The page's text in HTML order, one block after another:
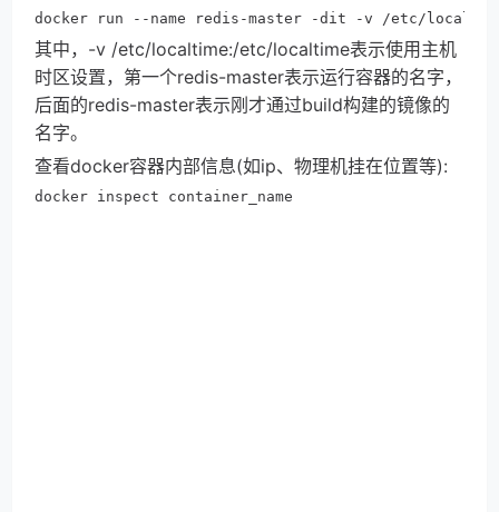
docker run --name redis-master -dit -v /etc/
其中，-v /etc/localtime:/etc/localtime表示使用主机
时区设置，第一个redis-master表示运行容器的名字，
后面的redis-master表示刚才通过build构建的镜像的
名字。
查看docker容器内部信息(如ip、物理机挂在位置等):
docker inspect container_name